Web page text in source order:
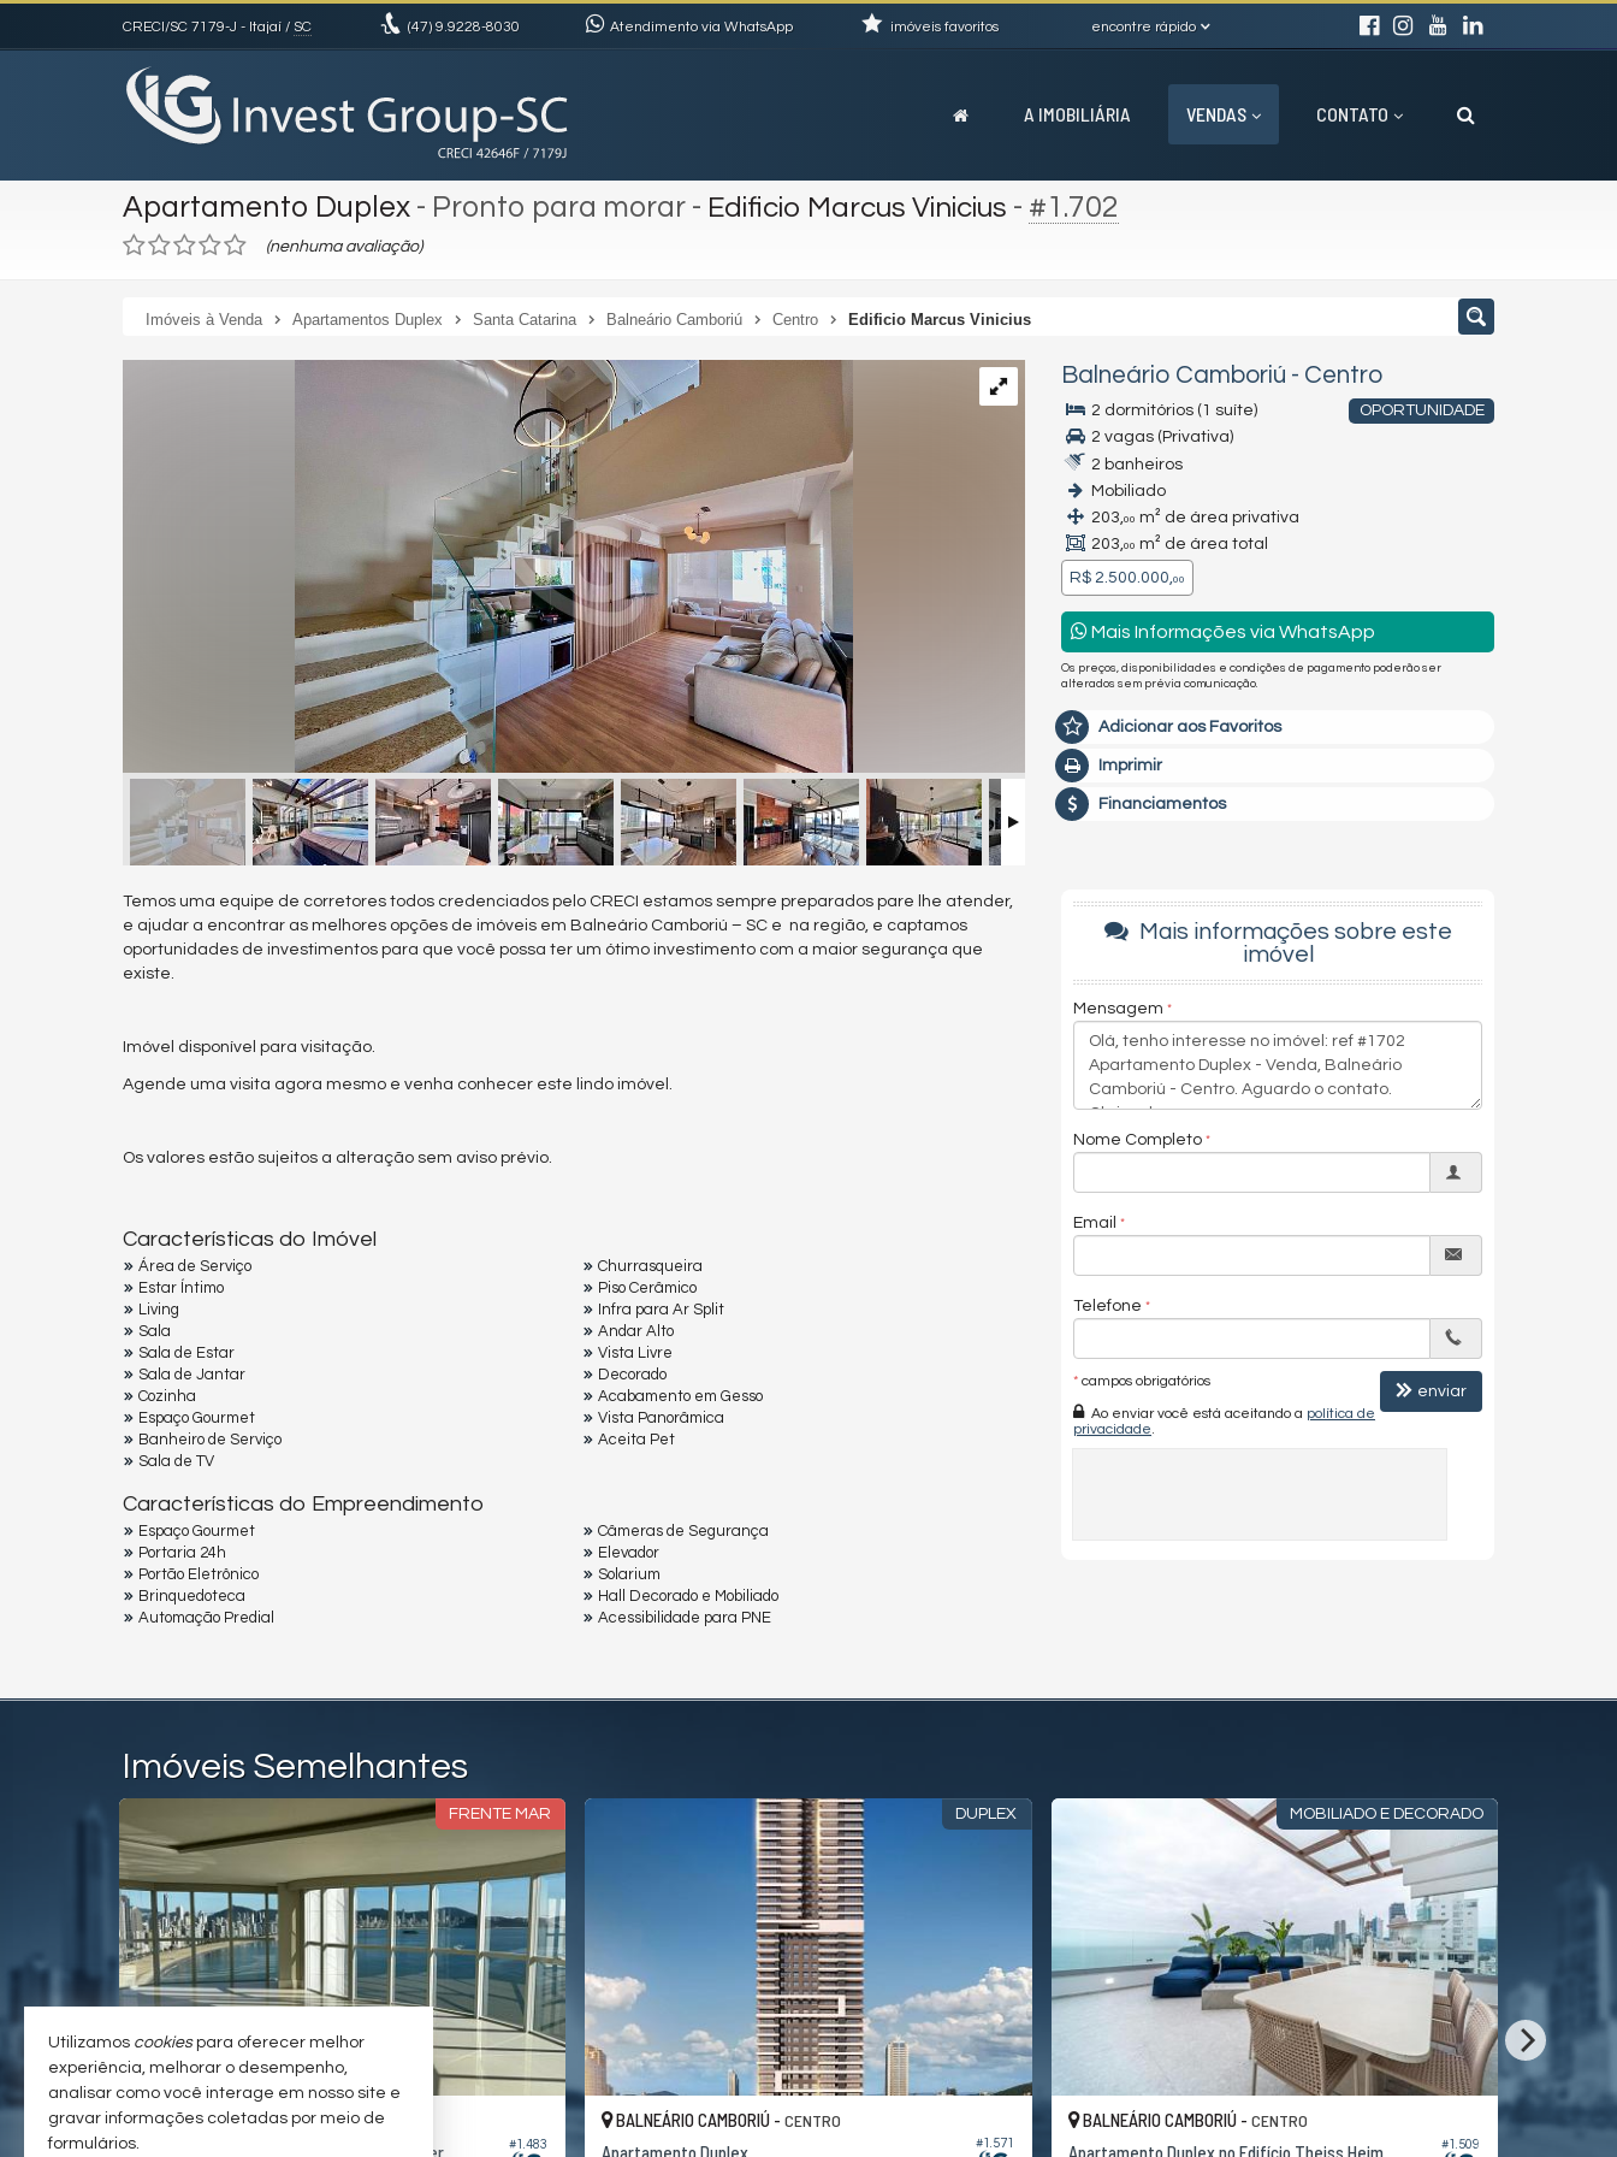
CRECI/SC 7179-J - Itajaí / SC (47) 9.9228-8030 Atendimento via WhatsApp encontre rápido
imóveis favoritos
A IMOBILIÁRIA VENDAS CONTATO
Apartamento Duplex - Pronto para morar - Edificio Marcus Vinicius - #1.702
(nenhuma avaliação)
Imóveis à Venda Apartamentos Duplex Santa Catarina Balneário Camboriú Centro Edificio Marcus Vinicius
Balneário Camboriú - Centro
OPORTUNIDADE
2 dormitórios (1 suíte)
2 vagas (Privativa)
2 banheiros
Mobiliado
203,00 m² de área privativa
203,00 m² de área total
R$ 2.500.000,00
Mais Informações via WhatsApp
Os preços, disponibilidades e condições de pagamento poderão ser
alterados sem prévia comunicação.
Adicionar aos Favoritos
Imprimir
Financiamentos
Temos uma equipe de corretores todos credenciados pelo CRECI estamos sempre preparados pare lhe atender,
e ajudar a encontrar as melhores opções de imóveis em Balneário Camboriú – SC e na região, e captamos
oportunidades de investimentos para que você possa ter um ótimo investimento com a maior segurança que
existe.
Imóvel disponível para visitação.
Agende uma visita agora mesmo e venha conhecer este lindo imóvel.
Os valores estão sujeitos a alteração sem aviso prévio.
Características do Imóvel
Área de Serviço
Estar Íntimo
Living
Sala
Sala de Estar
Sala de Jantar
Cozinha
Espaço Gourmet
Banheiro de Serviço
Sala de TV
Churrasqueira
Piso Cerâmico
Infra para Ar Split
Andar Alto
Vista Livre
Decorado
Acabamento em Gesso
Vista Panorâmica
Aceita Pet
Características do Empreendimento
Espaço Gourmet
Portaria 24h
Portão Eletrônico
Brinquedoteca
Automação Predial
Câmeras de Segurança
Elevador
Solarium
Hall Decorado e Mobiliado
Acessibilidade para PNE
Mais informações sobre este
imóvel
Mensagem
Nome Completo
Email
Telefone
* campos obrigatórios
Ao enviar você está aceitando a política de
privacidade
enviar
Imóveis Semelhantes
#1.409
FRENTE MAR
#1.483
BALNEÁRIO CAMBORIÚ -CENTRO
Apartamento Duplex no Edifício Ibiza Tower
DUPLEX
#1.571
BALNEÁRIO CAMBORIÚ -CENTRO
Apartamento Duplex
MOBILIADO E DECORADO
#1.509
BALNEÁRIO CAMBORIÚ - CENTRO
Apartamento Duplex no Edifício Theiss Heim
Utilizamos cookiespara oferecer melhor
experiência, melhorar o desempenho,
analisar como você interage em nosso site e
gravar informações coletadas por meio de
formulários.